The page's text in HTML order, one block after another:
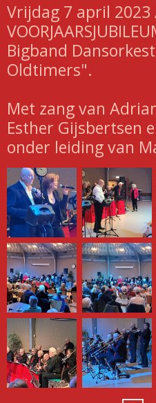
Vrijdag 7 april 2023
Bigband
Oldtimers".
Met zang van
Esther Gijsbertsen
onder leiding van